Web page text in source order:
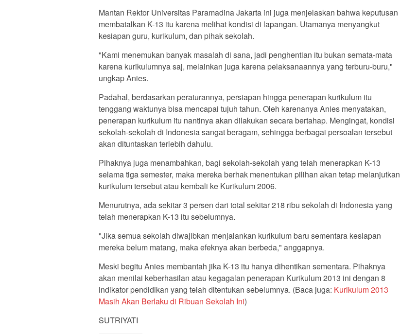
Mantan Rektor Universitas Paramadina Jakarta ini juga menjelaskan bahwa keputusan
membatalkan K-13 itu karena melihat kondisi di lapangan. Utamanya menyangkut
kesiapan guru, kurikulum, dan pihak sekolah.
"Kami menemukan banyak masalah di sana, jadi penghentian itu bukan semata-mata
karena kurikulumnya saj, melainkan juga karena pelaksanaannya yang terburu-buru,"
ungkap Anies.
Padahal, berdasarkan peraturannya, persiapan hingga penerapan kurikulum itu
tenggang waktunya bisa mencapai tujuh tahun. Oleh karenanya Anies menyatakan,
penerapan kurikulum itu nantinya akan dilakukan secara bertahap. Mengingat, kondisi
sekolah-sekolah di Indonesia sangat beragam, sehingga berbagai persoalan tersebut
akan dituntaskan terlebih dahulu.
Pihaknya juga menambahkan, bagi sekolah-sekolah yang telah menerapkan K-13
selama tiga semester, maka mereka berhak menentukan pilihan akan tetap melanjutkan
kurikulum tersebut atau kembali ke Kurikulum 2006.
Menurutnya, ada sekitar 3 persen dari total sekitar 218 ribu sekolah di Indonesia yang
telah menerapkan K-13 itu sebelumnya.
"Jika semua sekolah diwajibkan menjalankan kurikulum baru sementara kesiapan
mereka belum matang, maka efeknya akan berbeda," anggapnya.
Meski begitu Anies membantah jika K-13 itu hanya dihentikan sementara. Pihaknya
akan menilai keberhasilan atau kegagalan penerapan Kurikulum 2013 ini dengan 8
indikator pendidikan yang telah ditentukan sebelumnya. (Baca juga: Kurikulum 2013
Masih Akan Berlaku di Ribuan Sekolah Ini)
SUTRIYATI